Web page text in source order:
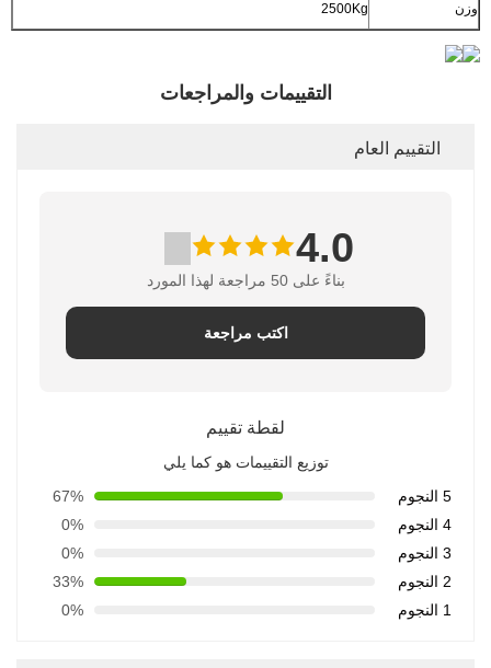
وزن 2500Kg
التقييمات والمراجعات
التقييم العام
4.0
بناءً على 50 مراجعة لهذا المورد
اكتب مراجعة
لقطة تقييم
توزيع التقييمات هو كما يلي
5 النجوم
67%
4 النجوم
0%
3 النجوم
0%
2 النجوم
33%
1 النجوم
0%